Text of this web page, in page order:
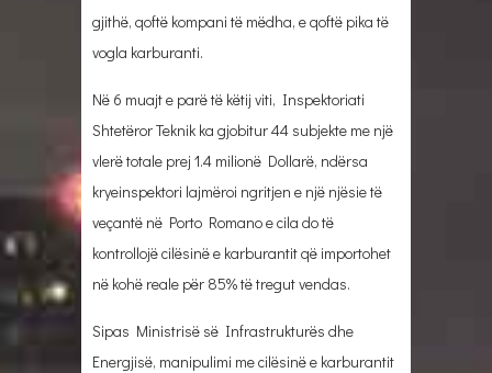
gjithë, qoftë kompani të mëdha, e qoftë pika të
vogla karburanti.
Në 6 muajt e parë të këtij viti, Inspektoriati
Shtetëror Teknik ka gjobitur 44 subjekte me një
vlerë totale prej 1.4 milionë Dollarë, ndërsa
kryeinspektori lajmëroi ngritjen e një njësie të
veçantë në Porto Romano e cila do të
kontrollojë cilësinë e karburantit që importohet
në kohë reale për 85% të tregut vendas.
Sipas Ministrisë së Infrastrukturës dhe
Energjisë, manipulimi me cilësinë e karburantit